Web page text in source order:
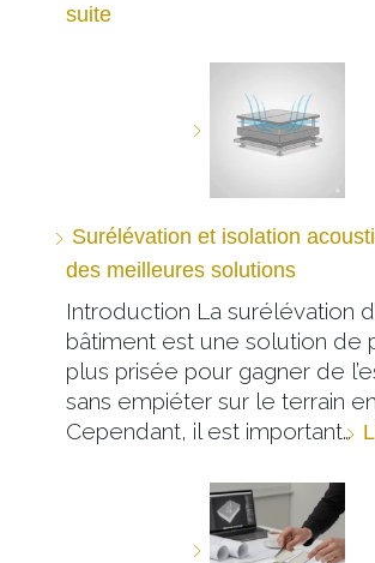
suite
Surélévation et isolation
des meilleures solutions
Introduction La surélévation
bâtiment est une solution de
plus prisée pour gagner de
sans empiéter sur le terrain
Cependant, il est important…